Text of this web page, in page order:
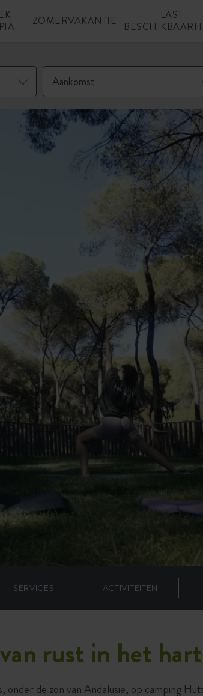
ZOMERVAKANTIE
LAST
SERVICES ACTIVITEITEN
rust in het
onder de zon van Andalusië, op camping